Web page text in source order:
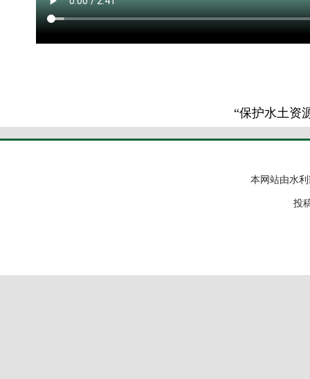
“保护水土资
本网站由水
投